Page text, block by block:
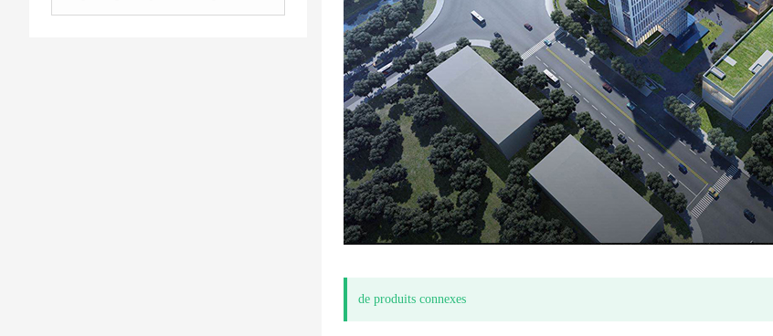
de produits connexes